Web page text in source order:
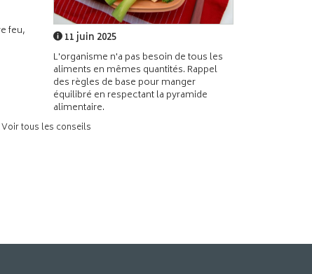
feu,
11 juin 2025
L'organisme n'a pas besoin de tous les
aliments en mêmes quantités. Rappel
des règles de base pour manger
équilibré en respectant la pyramide
alimentaire.
Voir tous les conseils